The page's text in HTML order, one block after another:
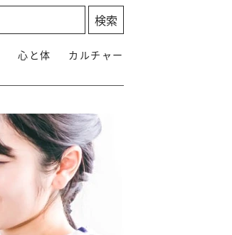
心と体 カルチャー